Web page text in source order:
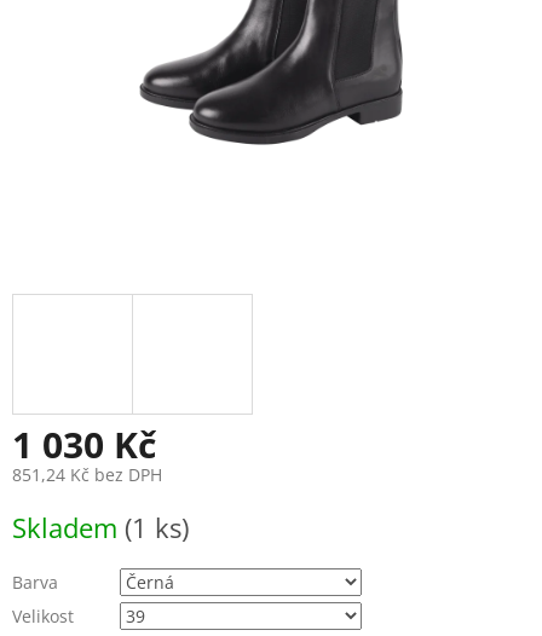
1 030 Kč
851,24 Kč bez DPH
cena:
Skladem (1 ks)
Barva
Velikost